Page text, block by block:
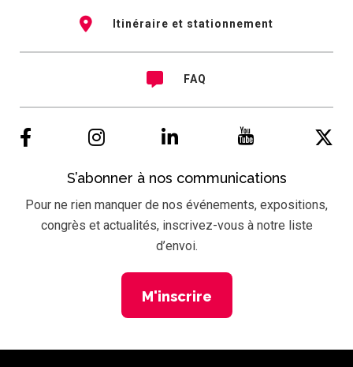
Itinéraire et stationnement
FAQ
S’abonner à nos communications
Pour ne rien manquer de nos événements, expositions,
congrès et actualités, inscrivez-vous à notre liste
d’envoi.
M'inscrire